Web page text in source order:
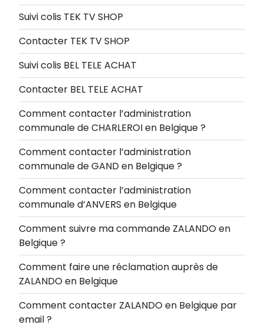
Suivi colis TEK TV SHOP
Contacter TEK TV SHOP
Suivi colis BEL TELE ACHAT
Contacter BEL TELE ACHAT
Comment contacter l’administration
communale de CHARLEROI en Belgique ?
Comment contacter l’administration
communale de GAND en Belgique ?
Comment contacter l’administration
communale d’ANVERS en Belgique
Comment suivre ma commande ZALANDO en
Belgique ?
Comment faire une réclamation auprès de
ZALANDO en Belgique
Comment contacter ZALANDO en Belgique par
email ?